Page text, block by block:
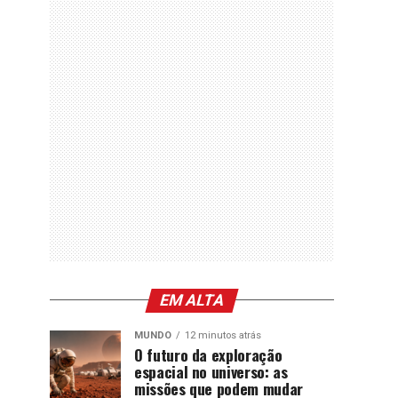
EM ALTA
MUNDO 12 minutos atrás
O futuro da exploração
espacial no universo: as
missões que podem mudar